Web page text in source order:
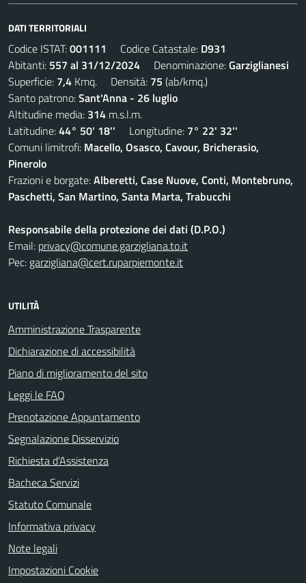
DATI TERRITORIALI
Codice ISTAT:001111 Codice Catastale: D931
Abitanti: 557 al 31/12/2024 Denominazione:Garziglianesi
Superficie: 7,4 Kmq. Densità: 75 (ab/kmq.)
Santo patrono:Sant'Anna - 26 luglio
Altitudine media: 314 m.s.l.m.
Latitudine:44° 50' 18'' Longitudine: 7° 22' 32''
Comuni limitrofi: Macello, Osasco, Cavour, Bricherasio,
Pinerolo
Frazioni e borgate:Alberetti, Case Nuove, Conti, Montebruno,
Paschetti, San Martino, Santa Marta, Trabucchi
Responsabile della protezione dei dati (D.P.O.)
Email: privacy@comune.garzigliana.to.it
Pec: garzigliana@cert.ruparpiemonte.it
UTILITÀ
Amministrazione Trasparente
Dichiarazione di accessibilità
Piano di miglioramento del sito
Leggi le FAQ
Prenotazione Appuntamento
Segnalazione Disservizio
Richiesta d'Assistenza
Bacheca Servizi
Statuto Comunale
Informativa privacy
Note legali
Impostazioni Cookie